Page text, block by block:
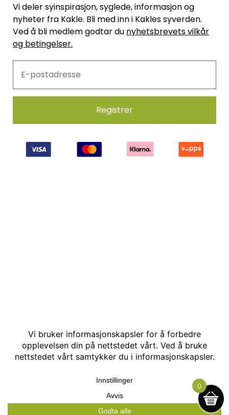
Vi deler syinspirasjon, syglede, informasjon og
nyheter fra Kakle. Bli med inn i Kakles syverden.
Ved å bli medlem godtar du nyhetsbrevets vilkår
og betingelser.
Hjemmesidehelten
0